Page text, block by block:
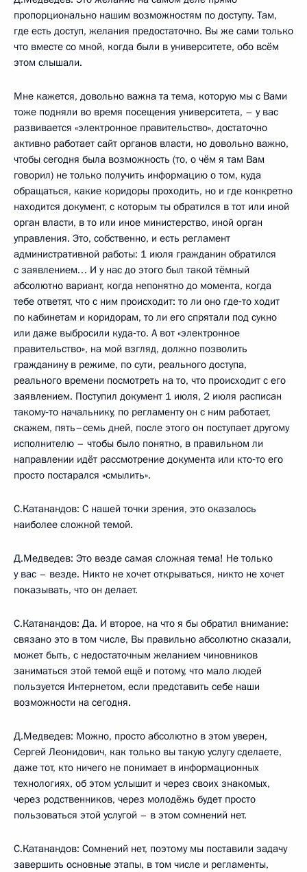
пропорционально нашим возможностям по доступу. Там,
где есть доступ, желания предостаточно. Вы же сами только
что вместе со мной, когда были в университете, обо всём
этом слышали.
Мне кажется, довольно важна та тема, которую мы с Вами
тоже подняли во время посещения университета, – у вас
развивается «электронное правительство», достаточно
активно работает сайт органов власти, но довольно важно,
чтобы сегодня была возможность (то, о чём я там Вам
говорил) не только получить информацию о том, куда
обращаться, какие коридоры проходить, но и где конкретно
находится документ, с которым ты обратился в тот или иной
орган власти, в то или иное министерство, иной орган
управления. Это, собственно, и есть регламент
административной работы: 1 июля гражданин обратился
с заявлением… И у нас до этого был такой тёмный
абсолютно вариант, когда непонятно до момента, когда
тебе ответят, что с ним происходит: то ли оно где‑то ходит
по кабинетам и коридорам, то ли его спрятали под сукно
или даже выбросили куда‑то. А вот «электронное
правительство», на мой взгляд, должно позволить
гражданину в режиме, по сути, реального доступа,
реального времени посмотреть на то, что происходит с его
заявлением. Поступил документ 1 июля, 2 июля расписан
такому‑то начальнику, по регламенту он с ним работает,
скажем, пять–семь дней, после этого он поступает другому
исполнителю – чтобы было понятно, в правильном ли
направлении идёт рассмотрение документа или кто‑то его
просто постарался «смылить».
С.Катанандов: С нашей точки зрения, это оказалось
наиболее сложной темой.
Д.Медведев: Это везде самая сложная тема! Не только
у вас – везде. Никто не хочет открываться, никто не хочет
показывать, что он делает.
С.Катанандов: Да. И второе, на что я бы обратил внимание:
связано это в том числе, Вы правильно абсолютно сказали,
может быть, с недостаточным желанием чиновников
заниматься этой темой ещё и потому, что мало людей
пользуется Интернетом, если представить себе наши
возможности на сегодня.
Д.Медведев: Можно, просто абсолютно в этом уверен,
Сергей Леонидович, как только вы такую услугу сделаете,
даже тот, кто ничего не понимает в информационных
технологиях, об этом услышит и через своих знакомых,
через родственников, через молодёжь будет просто
пользоваться этой услугой – в этом сомнений нет.
С.Катанандов: Сомнений нет, поэтому мы поставили задачу
завершить основные этапы, в том числе и регламенты,